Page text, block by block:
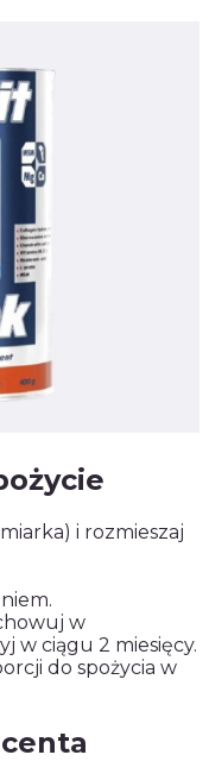
i rozmieszaj
w
w ciągu 2 miesięcy.
do spożycia w